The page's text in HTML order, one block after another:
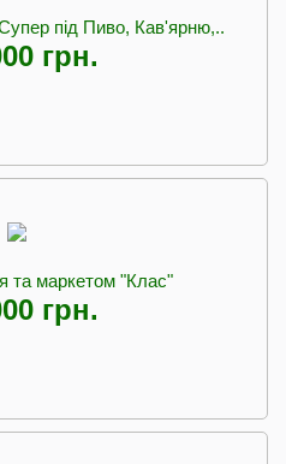
під Пиво, Кав'ярню,..
грн.
та маркетом "Клас"
грн.